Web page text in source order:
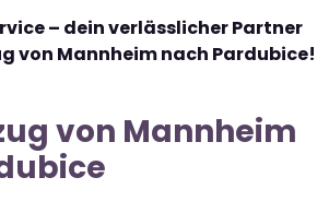
– dein verlässlicher Partner
von Mannheim nach Pardubice!
von Mannheim